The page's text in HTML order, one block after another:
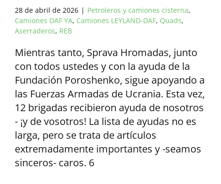
28 de abril de 2026 | Petroleros y camiones cisterna,
Camiones DAF YA, Camiones LEYLAND-DAF, Quads,
Aserraderos, REB
Mientras tanto, Sprava Hromadas, junto
con todos ustedes y con la ayuda de la
Fundación Poroshenko, sigue apoyando a
las Fuerzas Armadas de Ucrania. Esta vez,
12 brigadas recibieron ayuda de nosotros
- ¡y de vosotros! La lista de ayudas no es
larga, pero se trata de artículos
extremadamente importantes y -seamos
sinceros- caros. 6